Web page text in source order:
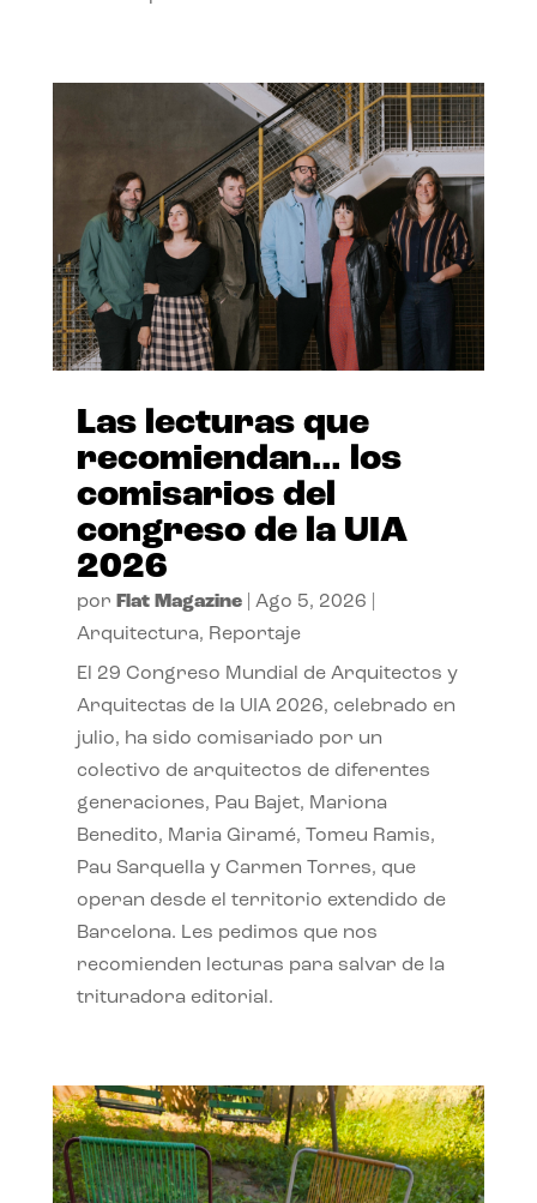
Las lecturas que
recomiendan… los
comisarios del
congreso de la UIA
2026
por Flat Magazine| Ago 5, 2026
Arquitectura, Reportaje
El 29 Congreso Mundial de Arquitectos y
Arquitectas de la UIA 2026, celebrado en
julio, ha sido comisariado por un
colectivo de arquitectos de diferentes
generaciones, Pau Bajet, Mariona
Benedito, Maria Giramé, Tomeu Ramis,
Pau Sarquella y Carmen Torres, que
operan desde el territorio extendido de
Barcelona. Les pedimos que nos
recomienden lecturas para salvar de la
trituradora editorial.